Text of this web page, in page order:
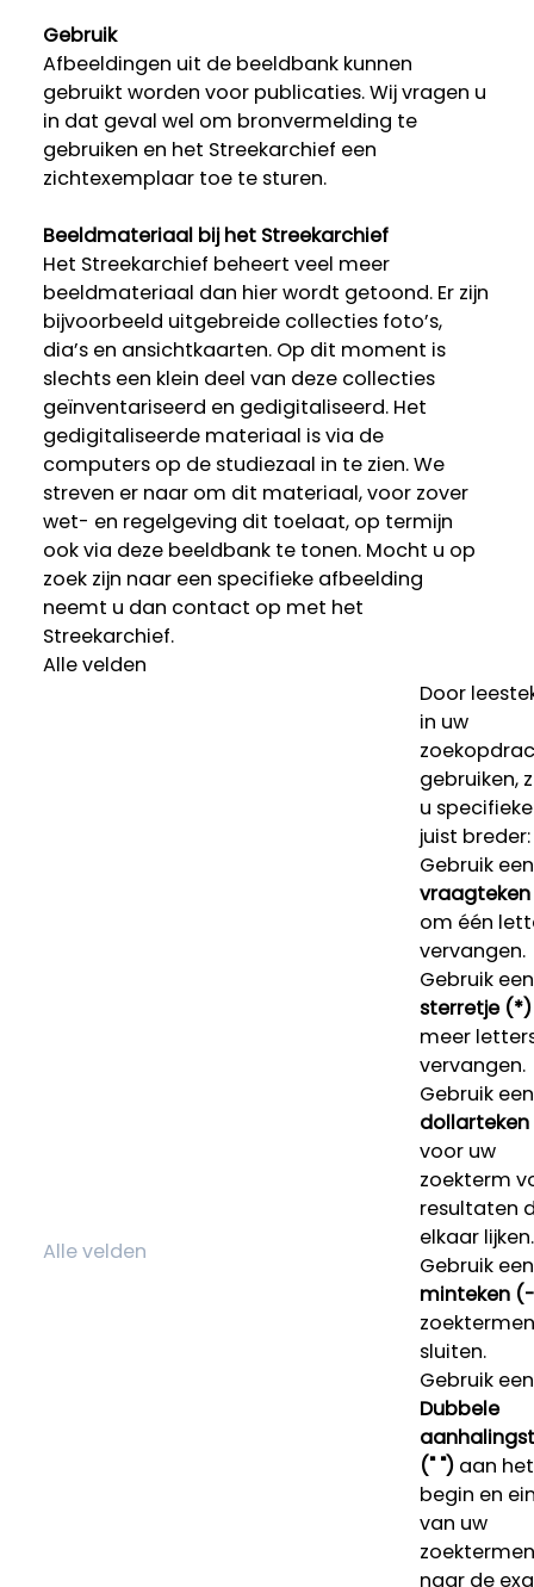
Gebruik
Afbeeldingen uit de beeldbank kunnen
gebruikt worden voor publicaties. Wij vragen u
in dat geval wel om bronvermelding te
gebruiken en het Streekarchief een
zichtexemplaar toe te sturen.
Beeldmateriaal bij het Streekarchief
Het Streekarchief beheert veel meer
beeldmateriaal dan hier wordt getoond. Er zijn
bijvoorbeeld uitgebreide collecties foto’s,
dia’s en ansichtkaarten. Op dit moment is
slechts een klein deel van deze collecties
geïnventariseerd en gedigitaliseerd. Het
gedigitaliseerde materiaal is via de
computers op de studiezaal in te zien. We
streven er naar om dit materiaal, voor zover
wet- en regelgeving dit toelaat, op termijn
ook via deze beeldbank te tonen. Mocht u op
zoek zijn naar een specifieke afbeelding
neemt u dan contact op met het
Streekarchief.
Alle velden
Door
in uw
gebruiken,
u
juist breder:
Gebruik een
om één
vervangen.
Gebruik een
sterretje (*)
meer
vervangen.
Gebruik een
voor uw
zoekterm
resultaten
elkaar lijken.
Gebruik een
minteken
sluiten.
Gebruik een
Dubbele
(" ")aan het
begin en
van uw
naar de